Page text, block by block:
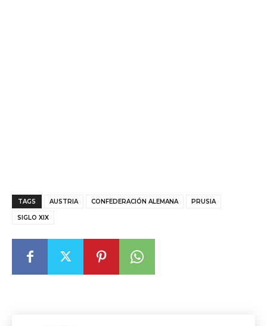
TAGS AUSTRIA CONFEDERACIÓN ALEMANA PRUSIA
SIGLO XIX